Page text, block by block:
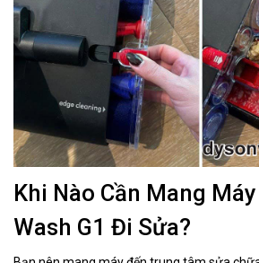
Khi Nào Cần Mang
Wash G1 Đi Sửa?